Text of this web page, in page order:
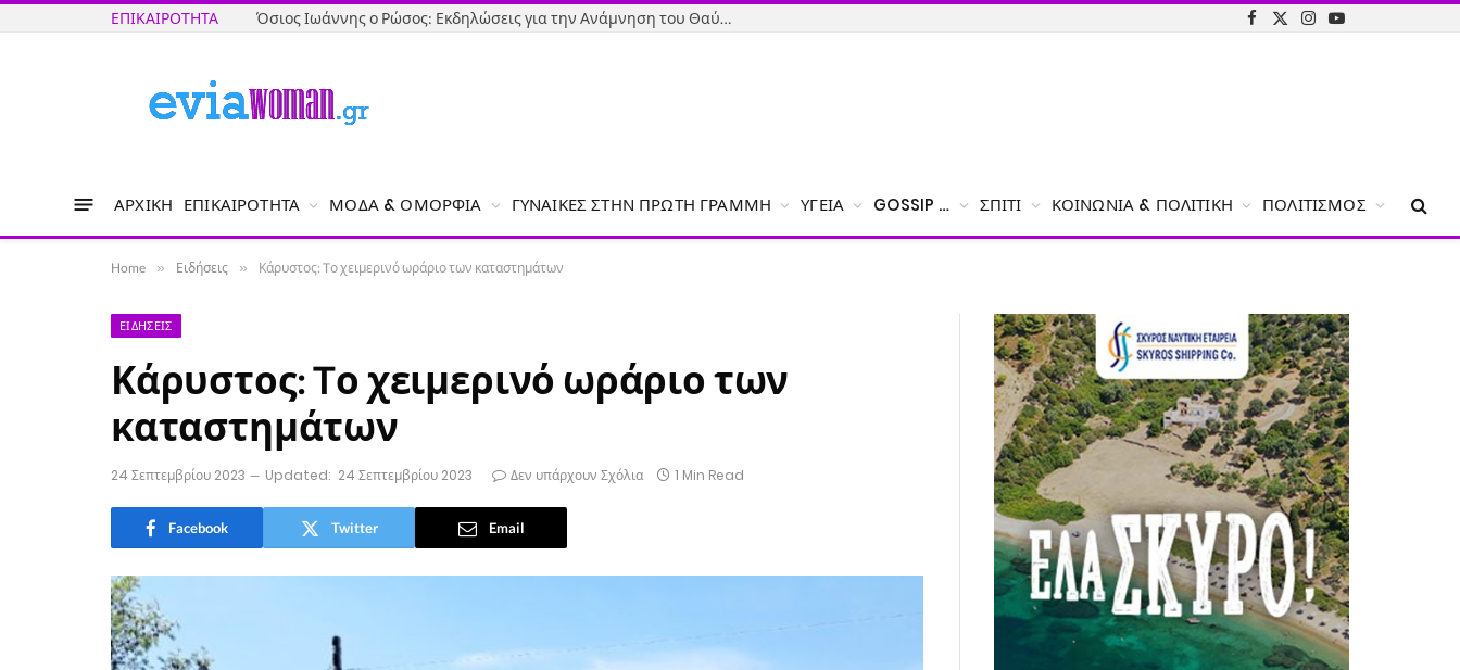
ΕΠΙΚΑΙΡΌΤΗΤΑ Όσιος Ιωάννης ο Ρώσος: Εκδηλώσεις για την Ανάμνηση του Θαύματος της κατάσβεσης της φωτιάς – Το πρόγραμμα
Facebook
X
Instagram
YouTube
ΑΡΧΙΚΉ ΕΠΙΚΑΙΡΌΤΗΤΑ ΜΌΔΑ & ΟΜΟΡΦΙΆ ΓΥΝΑΊΚΕΣ ΣΤΗΝ ΠΡΏΤΗ ΓΡΑΜΜΉ ΥΓΕΊΑ GOSSIP … ΣΠΊΤΙ ΚΟΙΝΩΝΊΑ & ΠΟΛΙΤΙΚΉ ΠΟΛΙΤΙΣΜΌΣ
Home » Ειδήσεις » Κάρυστος: Tο χειμερινό ωράριο των καταστημάτων
ΕΙΔΉΣΕΙΣ
Κάρυστος: Tο χειμερινό ωράριο των
καταστημάτων
24 Σεπτεμβρίου 2023 Updated: 24 Σεπτεμβρίου 2023 Δεν υπάρχουν Σχόλια 1 Min Read
Facebook Twitter Email